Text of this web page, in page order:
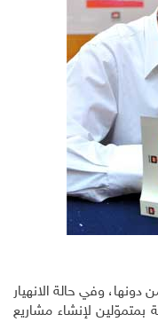
دونها، وفي حالة الانهيار
بمتموّلين لإنشاء مشاريع